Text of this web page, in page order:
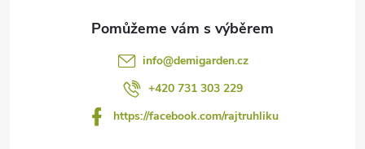
info@demigarden.cz
+420 731 303 229
https://facebook.com/rajtruhliku